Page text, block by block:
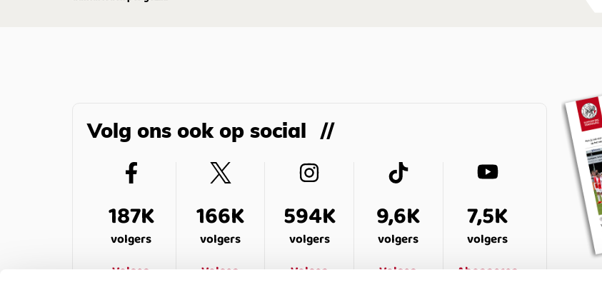
Volg ons ook op social
187K
volgers
Volgen
166K
volgers
Volgen
594K
volgers
Volgen
9,6K
volgers
Volgen
7,5K
volgers
Abonneren